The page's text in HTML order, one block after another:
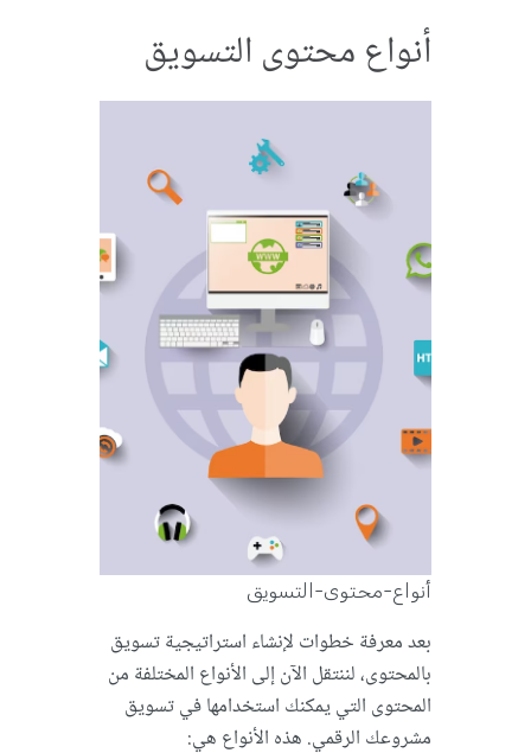
أنواع محتوى التسويق
أنواع-محتوى-التسويق
بعد معرفة خطوات لإنشاء استراتيجية تسويق
بالمحتوى، لننتقل الآن إلى الأنواع المختلفة من
المحتوى التي يمكنك استخدامها في تسويق
مشروعك الرقمي. هذه الأنواع هي: